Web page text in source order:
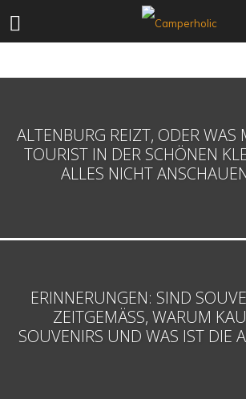
ALTENBURG REIZT, ODER WAS
TOURIST IN DER SCHÖNEN
ALLES NICHT
ERINNERUNGEN: SIND
ZEITGEMÄSS, WARUM
OUVENIRS UND WAS IST DIE